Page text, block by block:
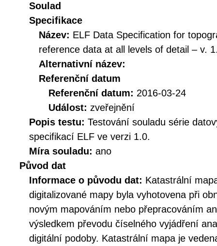
Soulad
Specifikace
Název: ELF Data Specification for
reference data at all levels of detail – v.
Alternativní název:
Referenční datum
Referenční datum: 2016-03-24
Událost: zveřejnění
Popis testu: Testování souladu série
specifikací ELF ve verzi 1.0.
Míra souladu: ano
Původ dat
Informace o původu dat: Katastrální
digitalizované mapy byla vyhotovena při
novým mapováním nebo přepracováním
výsledkem převodu číselného vyjádření
digitální podoby. Katastrální mapa je